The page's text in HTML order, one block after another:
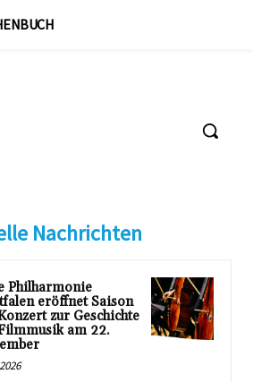
Nachrichten
Philharmonie
eröffnet Saison
zur Geschichte
am 22.